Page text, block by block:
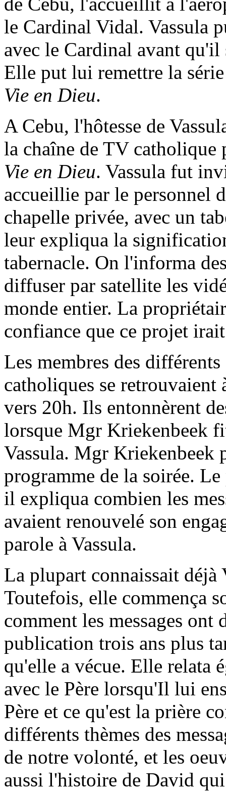
le Cardinal Vidal. Vassula
avec le Cardinal avant qu'il
Elle put lui remettre la
Vie en Dieu.
A Cebu, l'hôtesse de
la chaîne de TV catholique
Vie en Dieu. Vassula fut
accueillie par le personnel
chapelle privée, avec un
leur expliqua la
tabernacle. On l'informa
diffuser par satellite les
monde entier. La
confiance que ce projet
Les membres des
catholiques se retrouvaient
vers 20h. Ils entonnèrent
lorsque Mgr Kriekenbeek
Vassula. Mgr Kriekenbeek
programme de la soirée.
il expliqua combien les
avaient renouvelé son
parole à Vassula.
La plupart connaissait déjà
Toutefois, elle commença
comment les messages
publication trois ans plus
qu'elle a vécue. Elle relata
avec le Père lorsqu'Il lui
Père et ce qu'est la prière
différents thèmes des
de notre volonté, et les
aussi l'histoire de David